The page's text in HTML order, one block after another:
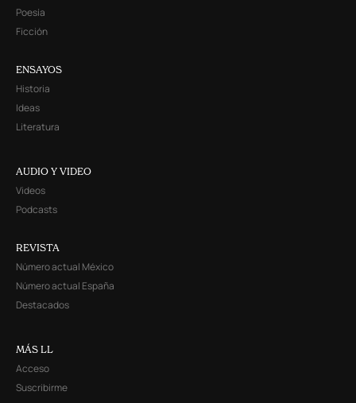
Poesía
Ficción
ENSAYOS
Historia
Ideas
Literatura
AUDIO Y VIDEO
Videos
Podcasts
REVISTA
Número actual México
Número actual España
Destacados
MÁS LL
Acceso
Suscribirme